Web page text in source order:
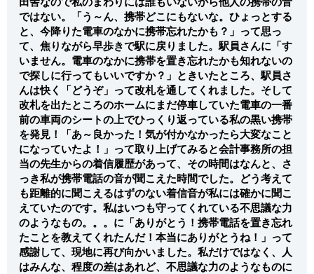
ではない。「う～ん、携帯どこにもないな。ひょっとする
と、今降りた電車のなかに携帯忘れたかも？」って思っ
て、焦りながら早歩きで駅に戻りました。駅員さんに「す
いません。電車のなかに携帯を置き忘れたかも知れないの
で探しに行ってもいいですか？」ときいたところ、駅員さ
んは快く「どうぞ」って改札を通してくれました。そして
改札を出たところのホームにまだ停車していた電車の一番
前の車両のシートの上でひっくり返っている私の黒い携帯
を発見！「あ～良かった！気が付かなかったら大変なこと
になっていたよ！」って取り上げてみると会計事務所の担
当の先生からの着信履歴があって、その時間はなんと、さ
っき私が携帯電話の音が聞こえた時間でした。どう考えて
も距離的に聞こえるはずのない着信音が私には確かに聞こ
えていたのです。私はいつも守ってくれている不思議な力
のようなもの。。。に「ありがとう！携帯電話を置き忘れ
たことを教えてくれたんだ！本当にありがとうね！」って
感謝して、現地に再び向かいました。私だけではなく、人
はみんな、程度の差はあれど、不思議な力のようなものに